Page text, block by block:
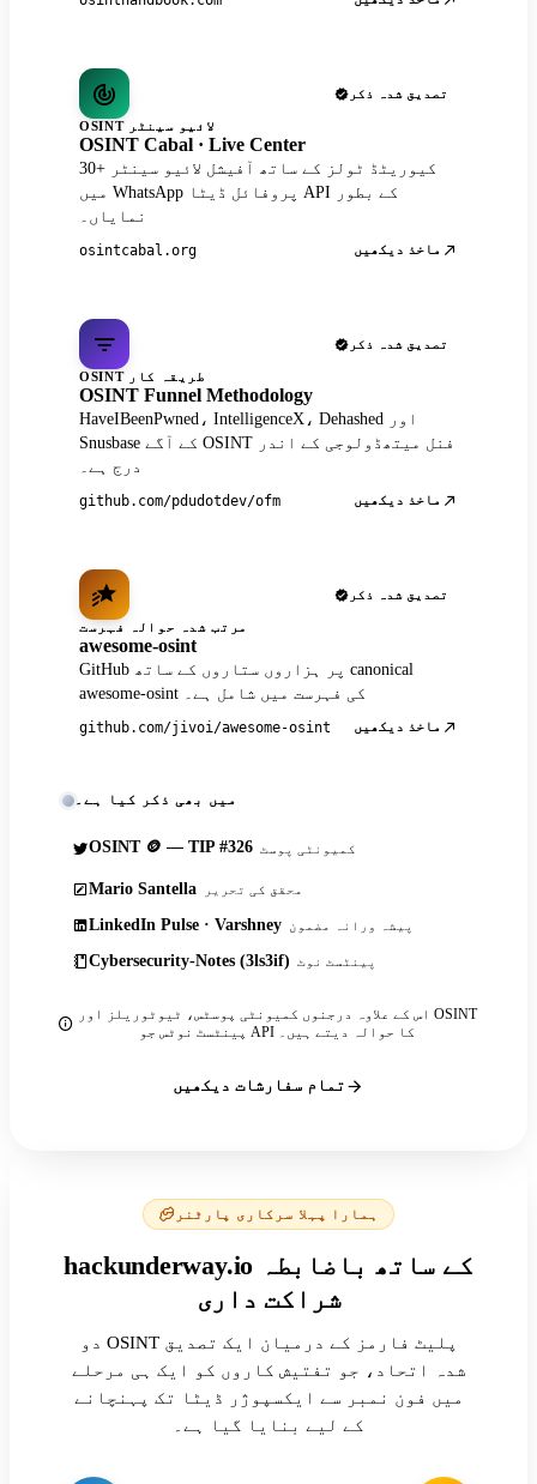
تصدیق شدہ ذکر
OSINT لائیو سینٹر
OSINT Cabal · Live Center
30+ کیوریٹڈ ٹولز کے ساتھ آفیشل لائیو سینٹر
میں WhatsApp پروفائل ڈیٹا API کے بطور
نمایاں۔
osintcabal.org ماخذ دیکھیں
تصدیق شدہ ذکر
OSINT طریقہ کار
OSINT Funnel Methodology
HaveIBeenPwned، IntelligenceX، Dehashed اور
Snusbase کے آگے OSINT فنل میتھڈولوجی کے اندر
درج ہے۔
github.com/pdudotdev/ofm ماخذ دیکھیں
تصدیق شدہ ذکر
مرتب شدہ حوالہ فہرست
awesome-osint
GitHub پر ہزاروں ستاروں کے ساتھ canonical
awesome-osint کی فہرست میں شامل ہے۔
github.com/jivoi/awesome-osint ماخذ دیکھیں
میں بھی ذکر کیا ہے۔
OSINT 🪙 — TIP #326 کمیونٹی پوسٹ
Mario Santella محقق کی تحریر
LinkedIn Pulse · Varshney پیشہ ورانہ مضمون
Cybersecurity-Notes (3ls3if) پینٹسٹ نوٹ
اس کے علاوہ درجنوں کمیونٹی پوسٹس، ٹیوٹوریلز اور OSINT
پینٹسٹ نوٹس جو API کا حوالہ دیتے ہیں۔
تمام سفارشات دیکھیں
ہمارا پہلا سرکاری پارٹنر
hackunderway.io کے ساتھ باضابطہ
شراکت داری
دو OSINT پلیٹ فارمز کے درمیان ایک تصدیق
شدہ اتحاد، جو تفتیش کاروں کو ایک ہی مرحلے
میں فون نمبر سے ایکسپوژر ڈیٹا تک پہنچانے
کے لیے بنایا گیا ہے۔